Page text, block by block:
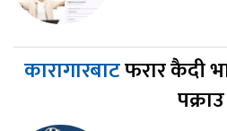
कारागारबाटफरार कैदी
पक्राउ